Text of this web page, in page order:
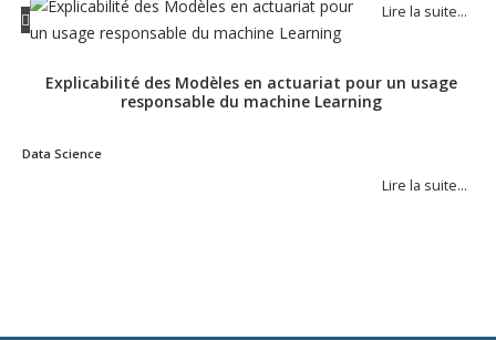
Lire la suite…
Explicabilité des Modèles en actuariat pour un usage
responsable du machine Learning
Data Science
Lire la suite…